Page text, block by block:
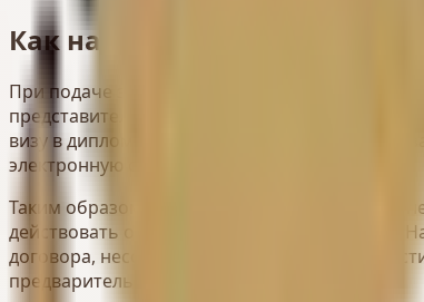
Как начинается подача
При подаче заявлений на разрешение на
представительство в стране, гражданином
визу в дипломатическом
электронную систему разрешений.
Таким образом, в данной системе заявление
действовать одновременно и согласованно.
договора, несоответствие описания
предварительных разрешений.